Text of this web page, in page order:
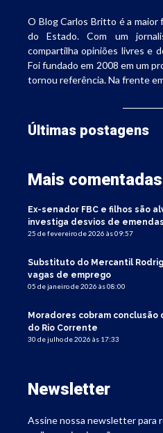
O Blog Carlos Britto é a
do Estado. Com um
compartilha opiniões livres e
Foi fundado em 2008 em um
tornou referência. Na frente
Últimas postagens
Mais comentadas
Ex-senador FBC e filhos são
investiga desvios de emendas
25 de fevereiro de 2026 às 09:57
Substituto do Mercantil
vagas de emprego
05 de janeiro de 2026 às 08:00
Moradores cobram
do Rio Corrente
30 de julho de 2026 às 17:33
Newsletter
Assine nossa newsletter para